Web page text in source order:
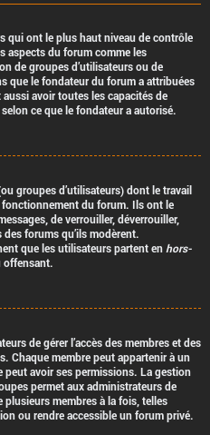
qui ont le plus haut niveau de contrôle
aspects du forum comme les
de groupes d’utilisateurs ou de
que le fondateur du forum a attribuées
avoir toutes les capacités de
ce que le fondateur a autorisé.
groupes d’utilisateurs) dont le travail
du forum. Ils ont le
de verrouiller, déverrouiller,
forums qu’ils modèrent.
que les utilisateurs partent en hors-
de gérer l’accès des membres et des
Chaque membre peut appartenir à un
avoir ses permissions. La gestion
permet aux administrateurs de
membres à la fois, telles
ou rendre accessible un forum privé.